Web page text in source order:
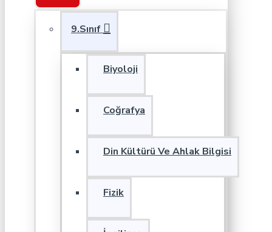
9.Sınıf
Biyoloji
Coğrafya
Din Kültürü Ve Ahlak Bilgisi
Fizik